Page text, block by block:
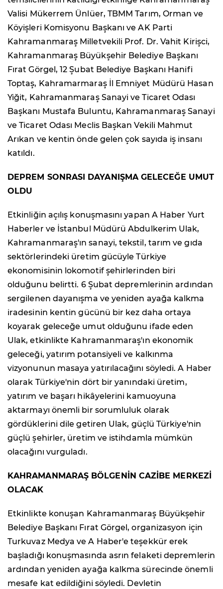
Valisi Mükerrem Ünlüer, TBMM Tarım, Orman ve
Köyişleri Komisyonu Başkanı ve AK Parti
Kahramanmaraş Milletvekili Prof. Dr. Vahit Kirişci,
Kahramanmaraş Büyükşehir Belediye Başkanı
Fırat Görgel, 12 Şubat Belediye Başkanı Hanifi
Toptaş, Kahramarmaraş İl Emniyet Müdürü Hasan
Yiğit, Kahramanmaraş Sanayi ve Ticaret Odası
Başkanı Mustafa Buluntu, Kahramanmaraş Sanayi
ve Ticaret Odası Meclis Başkan Vekili Mahmut
Arıkan ve kentin önde gelen çok sayıda iş insanı
katıldı.
DEPREM SONRASI DAYANIŞMA GELECEĞE UMUT
OLDU
Etkinliğin açılış konuşmasını yapan A Haber Yurt
Haberler ve İstanbul Müdürü Abdulkerim Ulak,
Kahramanmaraş'ın sanayi, tekstil, tarım ve gıda
sektörlerindeki üretim gücüyle Türkiye
ekonomisinin lokomotif şehirlerinden biri
olduğunu belirtti. 6 Şubat depremlerinin ardından
sergilenen dayanışma ve yeniden ayağa kalkma
iradesinin kentin gücünü bir kez daha ortaya
koyarak geleceğe umut olduğunu ifade eden
Ulak, etkinlikte Kahramanmaraş'ın ekonomik
geleceği, yatırım potansiyeli ve kalkınma
vizyonunun masaya yatırılacağını söyledi. A Haber
olarak Türkiye'nin dört bir yanındaki üretim,
yatırım ve başarı hikâyelerini kamuoyuna
aktarmayı önemli bir sorumluluk olarak
gördüklerini dile getiren Ulak, güçlü Türkiye'nin
güçlü şehirler, üretim ve istihdamla mümkün
olacağını vurguladı.
KAHRAMANMARAŞ BÖLGENİN CAZİBE MERKEZİ
OLACAK
Etkinlikte konuşan Kahramanmaraş Büyükşehir
Belediye Başkanı Fırat Görgel, organizasyon için
Turkuvaz Medya ve A Haber'e teşekkür erek
başladığı konuşmasında asrın felaketi depremlerin
ardından yeniden ayağa kalkma sürecinde önemli
mesafe kat edildiğini söyledi. Devletin